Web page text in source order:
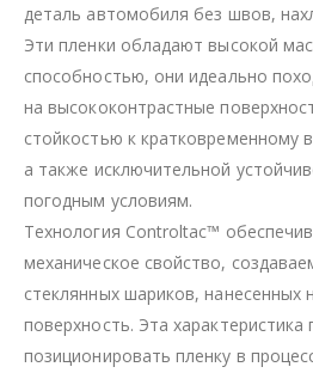
деталь автомобиля без швов,
Эти пленки обладают высокой
способностью, они идеально
на высококонтрастные
стойкостью к кратковременному
а также исключительной
погодным условиям.
Технология Controltac™
механическое свойство,
стеклянных шариков, нанесенных
поверхность. Эта характеристика
позиционировать пленку в